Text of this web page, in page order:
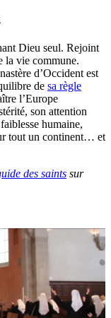
Dieu seul. Rejoint
la vie commune.
d’Occident est
de sa règle
l’Europe
son attention
humaine,
tout un continent… et
des saints sur